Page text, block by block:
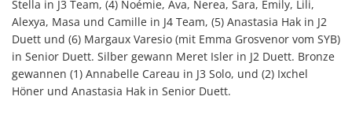
Stella in J3 Team, (4) Noémie, Ava, Nerea, Sara, Emily, Lili,
Alexya, Masa und Camille in J4 Team, (5) Anastasia Hak in J2
Duett und (6) Margaux Varesio (mit Emma Grosvenor vom SYB)
in Senior Duett. Silber gewann Meret Isler in J2 Duett. Bronze
gewannen (1) Annabelle Careau in J3 Solo, und (2) Ixchel
Höner und Anastasia Hak in Senior Duett.